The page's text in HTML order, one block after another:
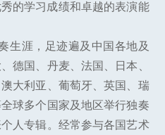
的学习成绩和卓越的表演能
生涯，足迹遍及中国各地及
德国、丹麦、法国、日本、
大利亚、葡萄牙、英国、瑞
球多个国家及地区举行独奏
人专辑。经常参与各国艺术